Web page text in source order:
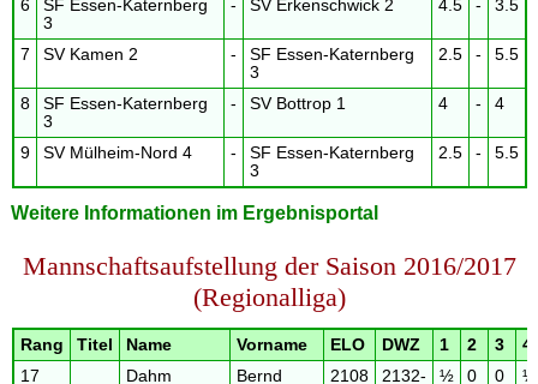
6
SF Essen-Katernberg
3
- SV Erkenschwick 2 4.5 - 3.5
7 SV Kamen 2 -
SF Essen-Katernberg
3
2.5 - 5.5
8
SF Essen-Katernberg
3
- SV Bottrop 1 4 - 4
9 SV Mülheim-Nord 4 -
SF Essen-Katernberg
3
2.5 - 5.5
Weitere Informationen im Ergebnisportal
Mannschaftsaufstellung der Saison 2016/2017
(Regionalliga)
Rang Titel Name Vorname ELO DWZ 1 2 3
4
17
Dahm Bernd 2108 2132- ½ 0 0 ½